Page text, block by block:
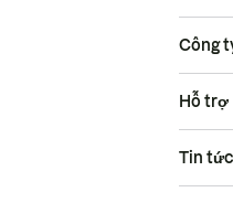
Công
Hỗ trợ
Tin